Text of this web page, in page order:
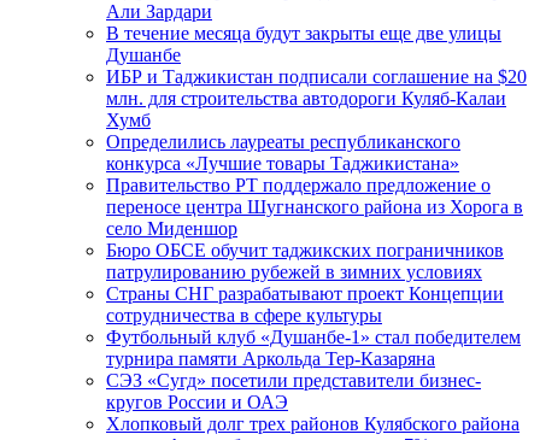
Али Зардари
В течение месяца будут закрыты еще две улицы
Душанбе
ИБР и Таджикистан подписали соглашение на $20
млн. для строительства автодороги Куляб-Калаи
Хумб
Определились лауреаты республиканского
конкурса «Лучшие товары Таджикистана»
Правительство РТ поддержало предложение о
переносе центра Шугнанского района из Хорога в
село Миденшор
Бюро ОБСЕ обучит таджикских пограничников
патрулированию рубежей в зимних условиях
Страны СНГ разрабатывают проект Концепции
сотрудничества в сфере культуры
Футбольный клуб «Душанбе-1» стал победителем
турнира памяти Аркольда Тер-Казаряна
СЭЗ «Сугд» посетили представители бизнес-
кругов России и ОАЭ
Хлопковый долг трех районов Кулябского района